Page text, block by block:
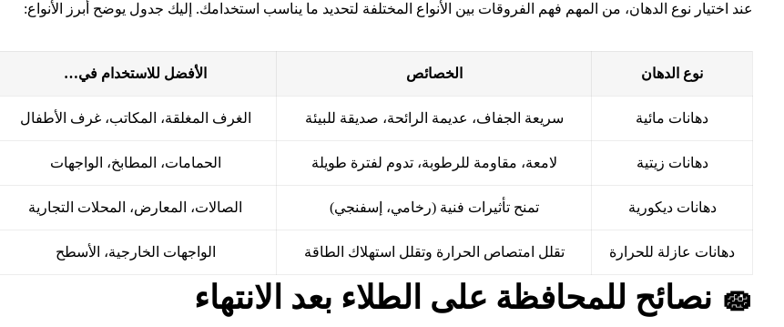
عند اختيار نوع الدهان، من المهم فهم الفروقات بين الأنواع المختلفة لتحديد ما يناسب استخدامك. إليك جدول يوضح أبرز الأنواع:
نوع الدهان الخصائص الأفضل للاستخدام في…
دهانات مائية سريعة الجفاف، عديمة الرائحة، صديقة للبيئة الغرف المغلقة، المكاتب، غرف الأطفال
دهانات زيتية لامعة، مقاومة للرطوبة، تدوم لفترة طويلة الحمامات، المطابخ، الواجهات
دهانات ديكورية تمنح تأثيرات فنية (رخامي، إسفنجي) الصالات، المعارض، المحلات التجارية
دهانات عازلة للحرارة تقلل امتصاص الحرارة وتقلل استهلاك الطاقة الواجهات الخارجية، الأسطح
🧽 نصائح للمحافظة على الطلاء بعد الانتهاء